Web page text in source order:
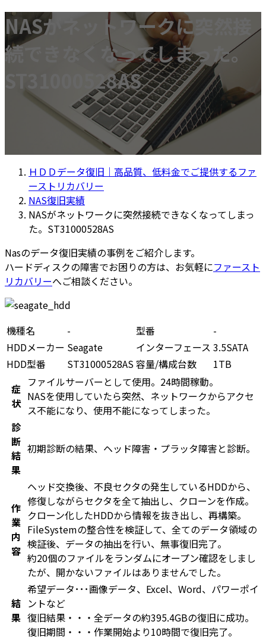
NASがネットワークに突然接
続できなくなってしまった。
ST31000528AS
ＨＤＤデータ復旧｜高品質、低料金でご提供するファ
ーストリカバリー
NAS復旧実績
NASがネットワークに突然接続できなくなってしまっ
た。ST31000528AS
Nasのデータ復旧実績の事例をご紹介します。
ハードディスクの障害でお困りの方は、お気軽にファースト
リカバリーへご相談ください。
機種名 - 型番
-
HDDメーカー Seagate インターフェース 3.5SATA
HDD型番
ST31000528AS容量/構成台数
1TB
症
状
ファイルサーバーとして使用。24時間稼動。
NASを使用していたら突然、ネットワークからアクセ
ス不能になり、使用不能になってしまった。
診
断
結
果
初期診断の結果、ヘッド障害・プラッタ障害と診断。
作
業
内
容
ヘッド交換後、不良セクタの発生しているHDDから、
修復しながらセクタを全て抽出し、クローンを作成。
クローン化したHDDから情報を抜き出し、再構築。
FileSystemの整合性を検証して、全てのデータ領域の
検証後、データの抽出を行い、無事復旧完了。
約20個のファイルをランダムにオープン確認をしまし
たが、開かないファイルはありませんでした。
結
果
希望データ･･･画像データ、Excel、Word、パワーポイ
ントなど
復旧結果・・・全データの約395.4GBの復旧に成功。
復旧期間・・・作業開始より10時間で復旧完了。